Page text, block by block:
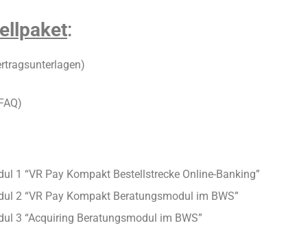
:
1 “VR Pay Kompakt Bestellstrecke Online-Banking”
2 “VR Pay Kompakt Beratungsmodul im BWS”
3 “Acquiring Beratungsmodul im BWS”